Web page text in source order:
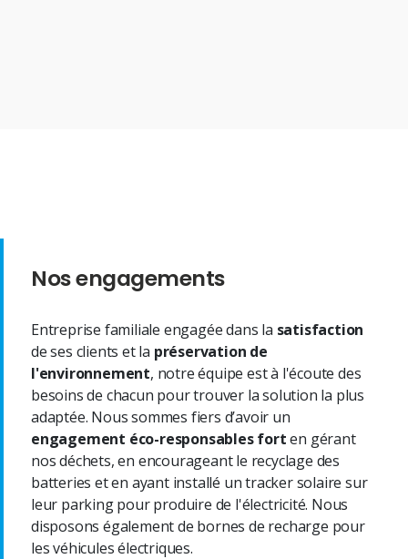
Nos engagements
Entreprise familiale engagée dans la satisfaction
de ses clients et la préservation de
l'environnement, notre équipe est à l'écoute des
besoins de chacun pour trouver la solution la plus
adaptée. Nous sommes fiers d’avoir un
engagement éco-responsables forten gérant
nos déchets, en encourageant le recyclage des
batteries et en ayant installé un tracker solaire sur
leur parking pour produire de l'électricité. Nous
disposons également de bornes de recharge pour
les véhicules électriques.